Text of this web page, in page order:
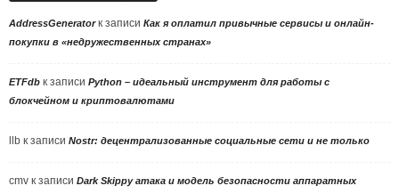
AddressGeneratorк записи Как я оплатил привычные сервисы и онлайн-
покупки в «недружественных странах»
ETFdb к записи Python – идеальный инструмент для работы с
блокчейном и криптовалютами
llb к записи Nostr: децентрализованные социальные сети и не только
cmv к записи Dark Skippy атака и модель безопасности аппаратных